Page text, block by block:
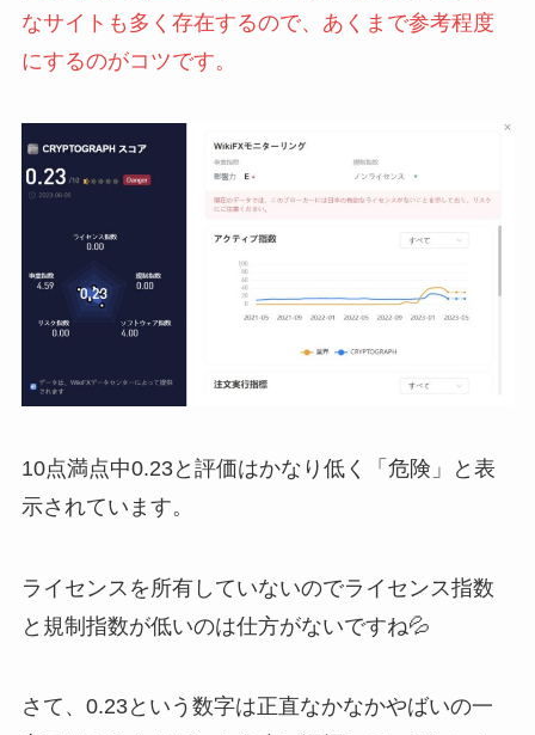
なサイトも多く存在するので、あくまで参考程度
にするのがコツです。
10点満点中0.23と評価はかなり低く「危険」と表
示されています。
ライセンスを所有していないのでライセンス指数
と規制指数が低いのは仕方がないですね💦
さて、0.23という数字は正直なかなかやばいの一